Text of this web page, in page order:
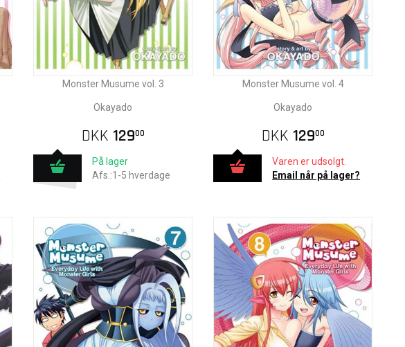
Monster Musume vol. 3
Okayado
DKK 12900
På lager
Afs.:1-5 hverdage
Monster Musume vol. 4
Okayado
DKK 12900
Varen er udsolgt.
Email når på lager?